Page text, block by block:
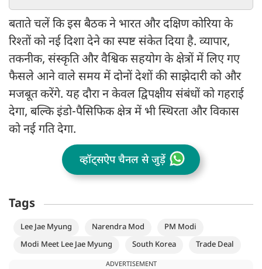
बताते चलें कि इस बैठक ने भारत और दक्षिण कोरिया के
रिश्तों को नई दिशा देने का स्पष्ट संकेत दिया है. व्यापार,
तकनीक, संस्कृति और वैश्विक सहयोग के क्षेत्रों में लिए गए
फैसले आने वाले समय में दोनों देशों की साझेदारी को और
मजबूत करेंगे. यह दौरा न केवल द्विपक्षीय संबंधों को गहराई
देगा, बल्कि इंडो-पैसिफिक क्षेत्र में भी स्थिरता और विकास
को नई गति देगा.
व्हॉट्सऐप चैनल से जुड़ें
Tags
Lee Jae Myung Narendra Mod
PM Modi
Modi Meet Lee Jae Myung
South Korea Trade Deal
ADVERTISEMENT